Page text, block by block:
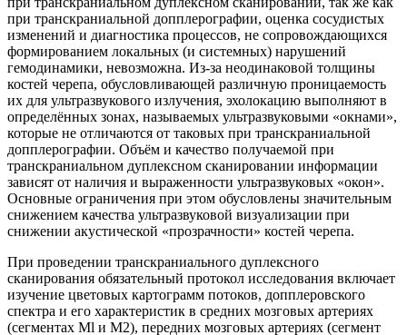
при транскраниальной допплерографии, оценка сосудистых
изменений и диагностика процессов, не сопровождающихся
формированием локальных (и системных) нарушений
гемодинамики, невозможна. Из-за неодинаковой толщины
костей черепа, обусловливающей различную проницаемость
их для ультразвукового излучения, эхолокацию выполняют в
определённых зонах, называемых ультразвуковыми «окнами»,
которые не отличаются от таковых при транскраниальной
допплерографии. Объём и качество получаемой при
транскраниальном дуплексном сканировании информации
зависят от наличия и выраженности ультразвуковых «окон».
Основные ограничения при этом обусловлены значительным
снижением качества ультразвуковой визуализации при
снижении акустической «прозрачности» костей черепа.
При проведении транскраниального дуплексного
сканирования обязательный протокол исследования включает
изучение цветовых картограмм потоков, допплеровского
спектра и его характеристик в средних мозговых артериях
(сегментах Ml и М2), передних мозговых артериях (сегмент